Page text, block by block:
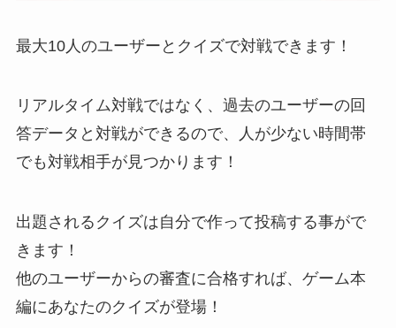
最大10人のユーザーとクイズで対戦できます！
リアルタイム対戦ではなく、過去のユーザーの回
答データと対戦ができるので、人が少ない時間帯
でも対戦相手が見つかります！
出題されるクイズは自分で作って投稿する事がで
きます！
他のユーザーからの審査に合格すれば、ゲーム本
編にあなたのクイズが登場！